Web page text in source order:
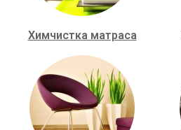
Химчистка матраса